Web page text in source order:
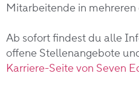
Mitarbeitende in
Ab sofort findest du alle
offene Stellenangebote
Karriere-Seite von Seven